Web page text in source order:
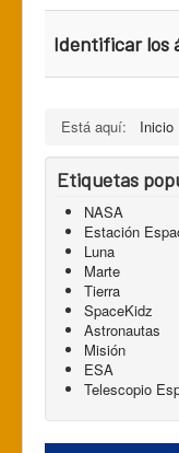
Space Kidz
Identificar los
Está aquí: Inicio
Etiquetas
NASA
Estación
Luna
Marte
Tierra
SpaceKidz
Astronautas
Misión
ESA
Telescopio